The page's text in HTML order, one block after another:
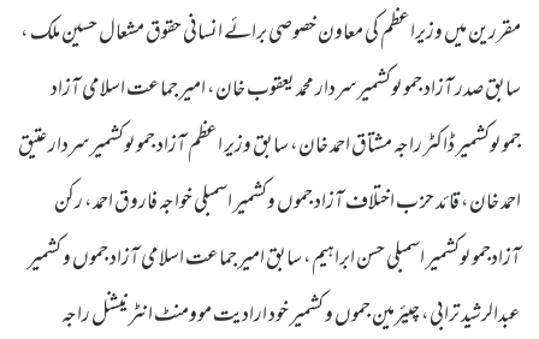
مقررین میں وزیراعظم کی معاون خصوصی برائے انسانی حقوق مشعال حسین ملک ،
سابق صدر آزاد جموںوکشمیر سردار محمد یعقوب خان، امیر جماعت اسلامی آزاد
جموںوکشمیر ڈاکٹر راجہ مشتاق احمد خان، سابق وزیر اعظم آزاد جموںوکشمیر سردار عتیق
احمد خان، قائد حز ب اختلاف آزاد جموں وکشمیر اسمبلی خواجہ فاروق احمد، رکن
آزادجموںوکشمیر اسمبلی حسن ابراہیم، سابق امیر جماعت اسلامی آزاد جموں و کشمیر
عبدالرشید ترابی، چیئرمین جموں و کشمیر خود ارادیت موومنٹ انٹرنیشنل راجہ